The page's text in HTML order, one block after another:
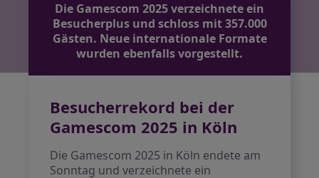
Die Gamescom 2025 verzeichnete ein
Besucherplus und schloss mit 357.000
Gästen. Neue internationale Formate
wurden ebenfalls vorgestellt.
Besucherrekord bei der
Gamescom 2025 in Köln
Die Gamescom 2025 in Köln endete am
Sonntag und verzeichnete ein